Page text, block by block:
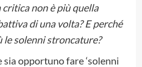
critica non è più quella
di una volta? E perché
le solenni stroncature?
sia opportuno fare ‘solenni